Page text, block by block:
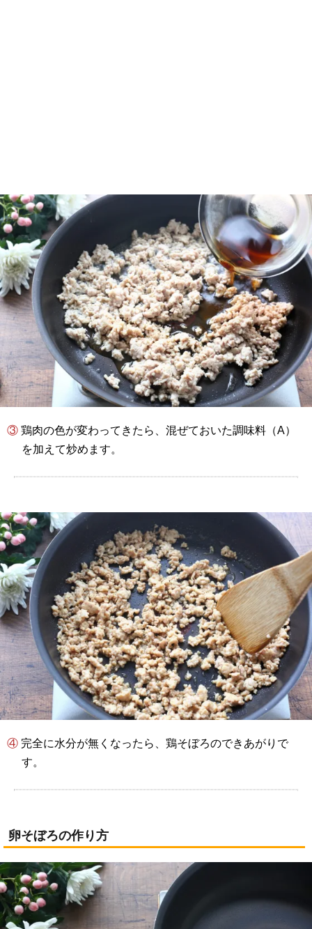
③ 鶏肉の色が変わってきたら、混ぜておいた調味料（A）
を加えて炒めます。
④ 完全に水分が無くなったら、鶏そぼろのできあがりで
す。
卵そぼろの作り方